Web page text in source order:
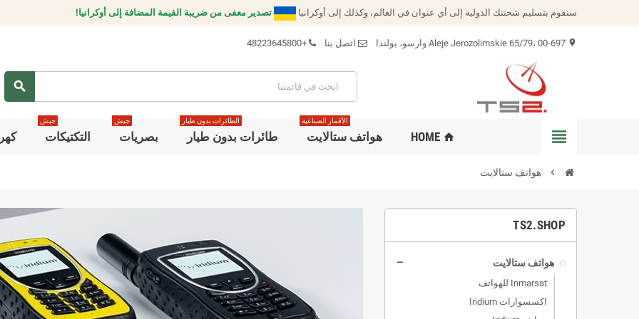
سنقوم بتسليم شحنتك الدولية إلى أي عنوان في العالم، وكذلك إلى أوكرانيا تصدير معفى من ضريبة القيمة المضافة إلى أوكرانيا!
location_on اتصل بنا +48223645800
search
view_headline
home
HOME هواتف ستالايت
الأقمار الصناعية
طائرات بدون طيار
الطائرات بدون طيار
بصريات
جيش
التكتيكات
جيش
chevron_right هواتف ستالايت
TS2.SHOP
هواتف ستالايت remove
Inmarsat للهواتف
اكسسوارات Iridium